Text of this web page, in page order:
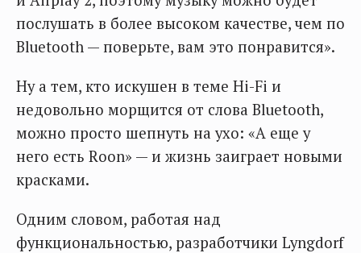
послушать в более высоком качестве, чем по
Bluetooth — поверьте, вам это понравится».
Ну а тем, кто искушен в теме Hi-Fi и
недовольно морщится от слова Bluetooth,
можно просто шепнуть на ухо: «А еще у
него есть Roon» — и жизнь заиграет новыми
красками.
Одним словом, работая над
функциональностью, разработчики Lyngdorf